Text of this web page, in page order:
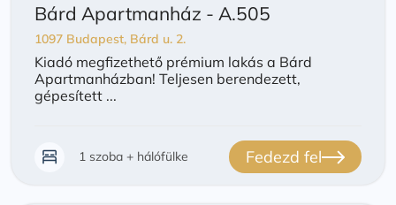
Bárd Apartmanház - A.505
1097 Budapest, Bárd u. 2.
Kiadó megfizethető prémium lakás a Bárd
Apartmanházban! Teljesen berendezett,
gépesített ...
1 szoba + hálófülke Fedezd fel